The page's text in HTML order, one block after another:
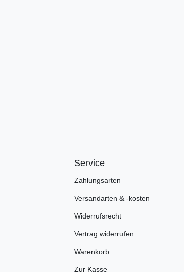
Service
Zahlungsarten
Versandarten & -kosten
Widerrufsrecht
Vertrag widerrufen
Warenkorb
Zur Kasse